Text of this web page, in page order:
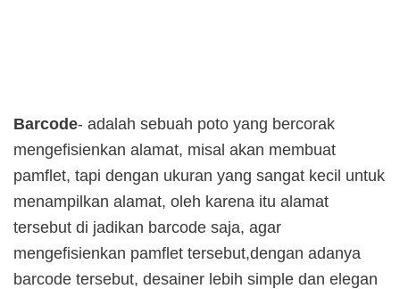
Barcode- adalah sebuah poto yang bercorak
mengefisienkan alamat, misal akan membuat
pamflet, tapi dengan ukuran yang sangat kecil untuk
menampilkan alamat, oleh karena itu alamat
tersebut di jadikan barcode saja, agar
mengefisienkan pamflet tersebut,dengan adanya
barcode tersebut, desainer lebih simple dan elegan